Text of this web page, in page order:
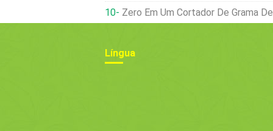
Zero Em Um Cortador De Grama
Língua